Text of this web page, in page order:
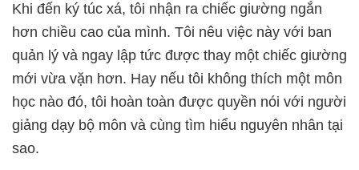
Khi đến ký túc xá, tôi nhận ra chiếc giường ngắn
hơn chiều cao của mình. Tôi nêu việc này với ban
quản lý và ngay lập tức được thay một chiếc giường
mới vừa vặn hơn. Hay nếu tôi không thích một môn
học nào đó, tôi hoàn toàn được quyền nói với người
giảng dạy bộ môn và cùng tìm hiểu nguyên nhân tại
sao.